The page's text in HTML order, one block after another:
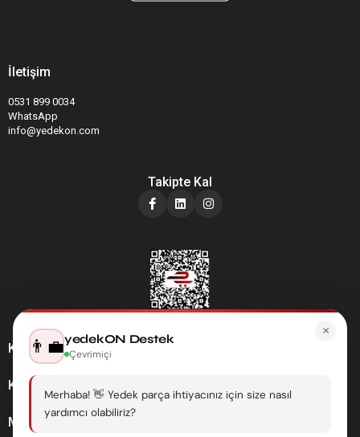
İletişim
0531 899 0034
WhatsApp
info@yedekon.com
Takipte Kal
Kategoriler
Kurumsal
Müşteri Hizmetleri
×
👨‍💼yedekON Destek
Çevrimiçi
Merhaba! 👋 Yedek parça ihtiyacınız için size nasıl
yardımcı olabiliriz?